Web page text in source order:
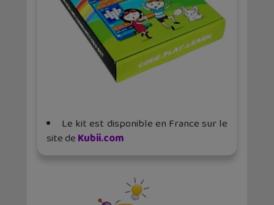
Le kit est disponible en France sur le
site deKubii.com